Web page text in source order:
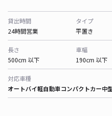
貸出時間
24時間営業
タイプ
平置き
長さ
500cm 以下
車幅
190cm 以下
対応車種
オートバイ軽自動車コンパクトカー中